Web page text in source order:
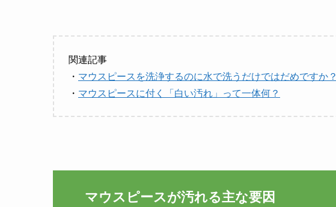
関連記事
・ マウスピースを洗浄するのに水で洗うだけではだめですか？
・ マウスピースに付く「白い汚れ」って一体何？
マウスピースが汚れる主な要因